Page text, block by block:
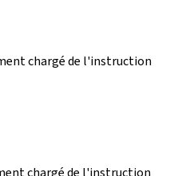
chargé de l'instruction
chargé de l'instruction